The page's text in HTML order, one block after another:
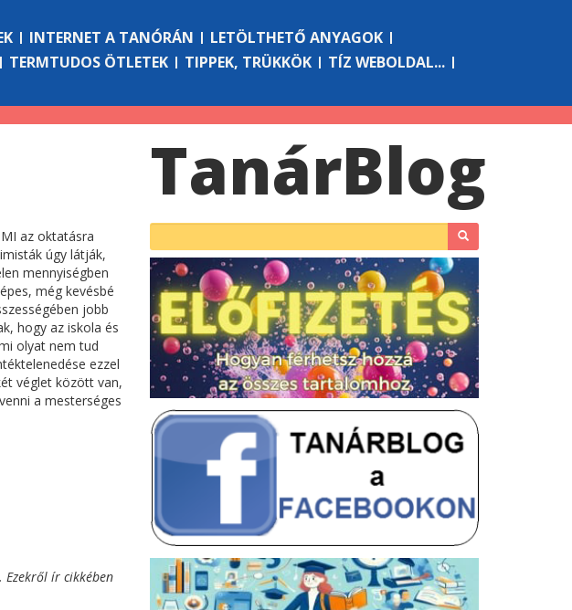
INTERNET A TANÓRÁN
LETÖLTHETŐ ANYAGOK
TERMTUDOS ÖTLETEK TIPPEK, TRÜKKÖK
TÍZ WEBOLDAL...
az oktatásra
úgy látják,
mennyiségben
még kevésbé
jobb
hogy az iskola és
olyat nem tud
ezzel
véglet között van,
a mesterséges
Ezekről ír cikkében
TanárBlog